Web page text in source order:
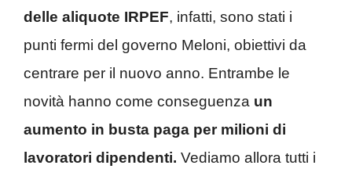
delle aliquote IRPEF, infatti, sono stati i
punti fermi del governo Meloni, obiettivi da
centrare per il nuovo anno. Entrambe le
novità hanno come conseguenza un
aumento in busta paga per milioni di
lavoratori dipendenti. Vediamo allora tutti i